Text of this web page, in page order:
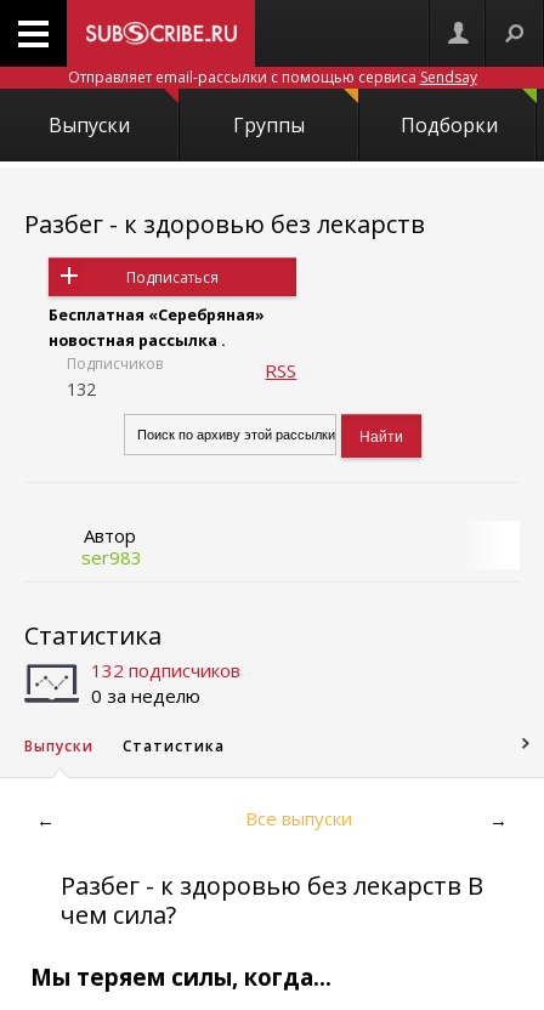
Отправляет email-рассылки с помощью сервиса Sendsay
Выпуски Группы Подборки
Разбег - к здоровью без лекарств
Подписаться
Бесплатная «Серебряная»
новостная рассылка .
Подписчиков
132
RSS
Автор
ser983
Статистика
132 подписчиков
0 за неделю
Выпуски Статистика
← Все выпуски →
Разбег - к здоровью без лекарств В
чем сила?
Мы теряем силы, когда...